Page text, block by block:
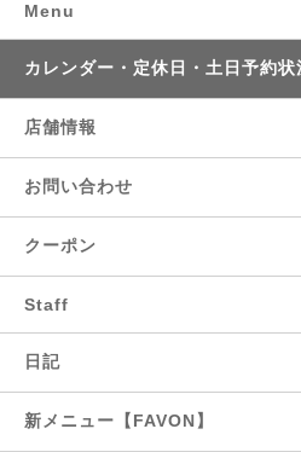
Menu
カレンダー・定休日・土日予約状
店舗情報
お問い合わせ
クーポン
Staff
日記
新メニュー【FAVON】